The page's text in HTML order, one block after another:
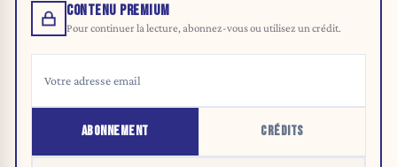
CONTENU PREMIUM
Pour continuer la lecture, abonnez-vous ou utilisez un crédit.
ABONNEMENT CRÉDITS